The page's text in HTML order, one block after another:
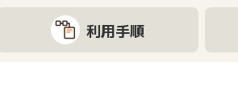
利用手順